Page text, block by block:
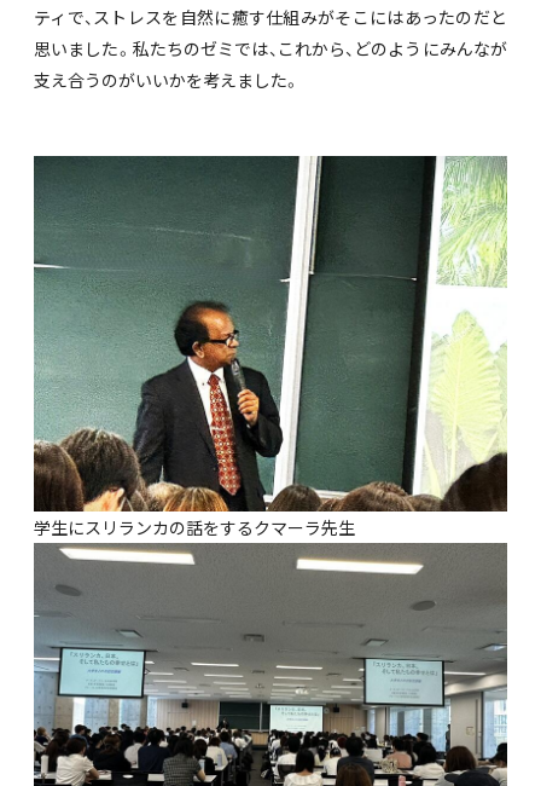
ティで、ストレスを自然に癒す仕組みがそこにはあったのだと
思いました。私たちのゼミでは、これから、どのようにみんなが
支え合うのがいいかを考えました。
学生にスリランカの話をするクマーラ先生